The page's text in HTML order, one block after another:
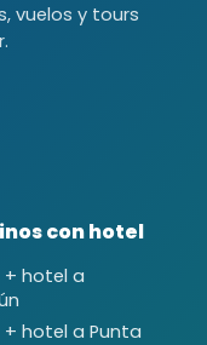
vuelos y tours
con hotel
+ hotel a
+ hotel a Punta